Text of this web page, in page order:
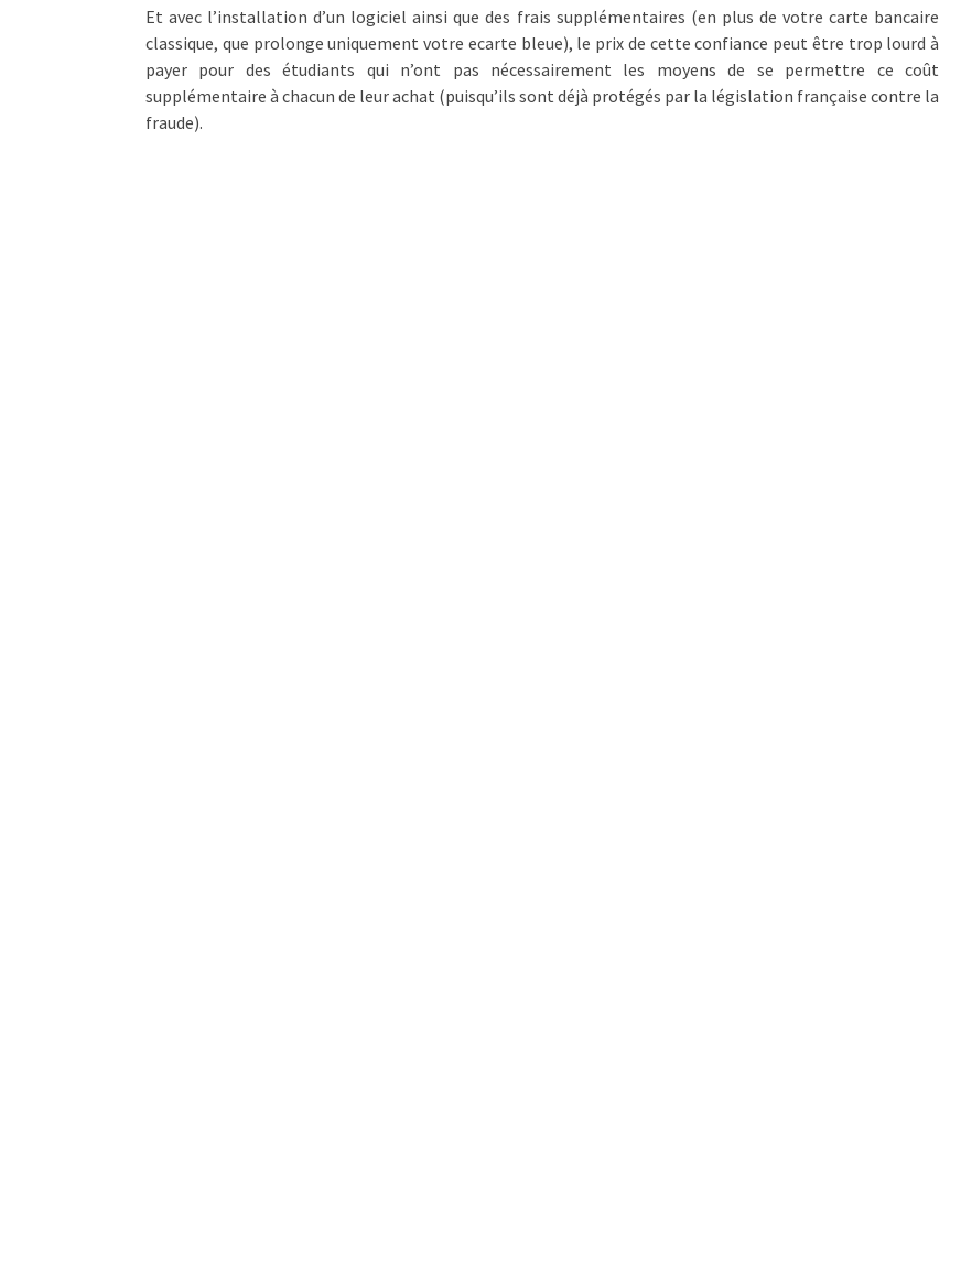
Et avec l’installation d’un logiciel ainsi que des frais supplémentaires (en plus de votre carte bancaire
classique, que prolonge uniquement votre ecarte bleue), le prix de cette confiance peut être trop lourd à
payer pour des étudiants qui n’ont pas nécessairement les moyens de se permettre ce coût
supplémentaire à chacun de leur achat (puisqu’ils sont déjà protégés par la législation française contre la
fraude).